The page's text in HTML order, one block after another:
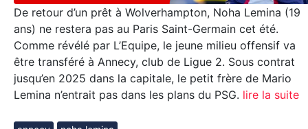
De retour d’un prêt à Wolverhampton, Noha Lemina (19
ans) ne restera pas au Paris Saint-Germain cet été.
Comme révélé par L’Equipe, le jeune milieu offensif va
être transféré à Annecy, club de Ligue 2. Sous contrat
jusqu’en 2025 dans la capitale, le petit frère de Mario
Lemina n’entrait pas dans les plans du PSG. lire la suite